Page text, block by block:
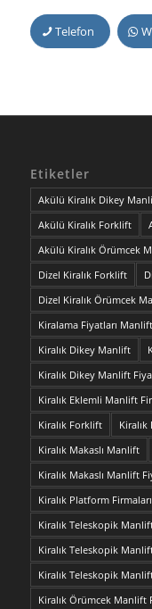
Telefon
Etiketler
Akülü Kiralık Dikey
Akülü Kiralık Forklift
Akülü Kiralık Örümcek
Dizel Kiralık Forklift
Dizel Kiralık Örümcek
Kiralama Fiyatları Manlift
Kiralık Dikey Manlift
Kiralık Dikey Manlift
Kiralık Eklemli Manlift
Kiralık Forklift
Kiralık Makaslı Manlift
Kiralık Makaslı Manlift
Kiralık Platform Firmaları
Kiralık Teleskopik
Kiralık Teleskopik
Kiralık Teleskopik
Kiralık Örümcek Manlift